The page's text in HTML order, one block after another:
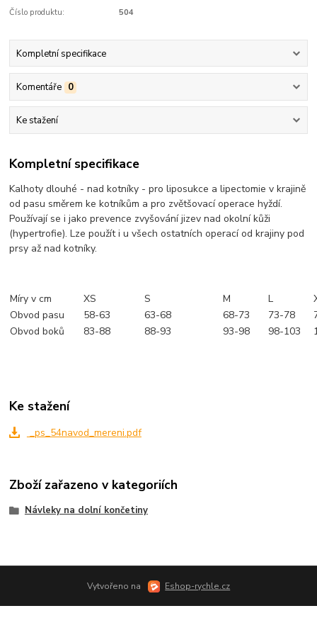
Číslo produktu: 504
Kompletní specifikace
Komentáře 0
Ke stažení
Kompletní specifikace
Kalhoty dlouhé - nad kotníky - pro liposukce a lipectomie v krajině
od pasu směrem ke kotníkům a pro zvětšovací operace hyždí.
Používají se i jako prevence zvyšování jizev nad okolní kůži
(hypertrofie). Lze použít i u všech ostatních operací od krajiny pod
prsy až nad kotníky.
Míry v cm XS S M L
Obvod pasu
58-63 63-68 68-73 73-78
Obvod boků
83-88 88-93 93-98 98-103
Ke stažení
_ps_54navod_mereni.pdf
Zboží zařazeno v kategoriích
Návleky na dolní končetiny
Vytvořeno na Eshop-rychle.cz